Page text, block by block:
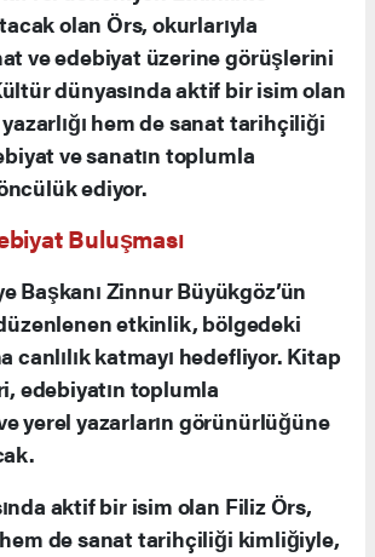
olan Örs, okurlarıyla
ve edebiyat üzerine görüşlerini
dünyasında aktif bir isim olan
hem de sanat tarihçiliği
ve sanatın toplumla
ediyor.
Buluşması
Başkanı Zinnur Büyükgöz’ün
etkinlik, bölgedeki
canlılık katmayı hedefliyor. Kitap
edebiyatın toplumla
yerel yazarların görünürlüğüne
aktif bir isim olan Filiz Örs,
hem de sanat tarihçiliği kimliğiyle,